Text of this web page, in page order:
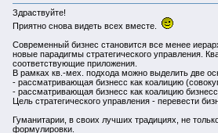
Здраствуйте!
Приятно снова видеть всех вместе.
Современный бизнес становится все менее
новые парадигмы стратегического управления.
соответствующие приложения.
В рамках кв.-мех. подхода можно выделить две
- рассматривающая бизнесс как коалицию
- рассматривающая бизнесс как коалицию
Цель стратегического управления - перевести
Гуманитарии, в своих лучших традициях, не
формулировки.